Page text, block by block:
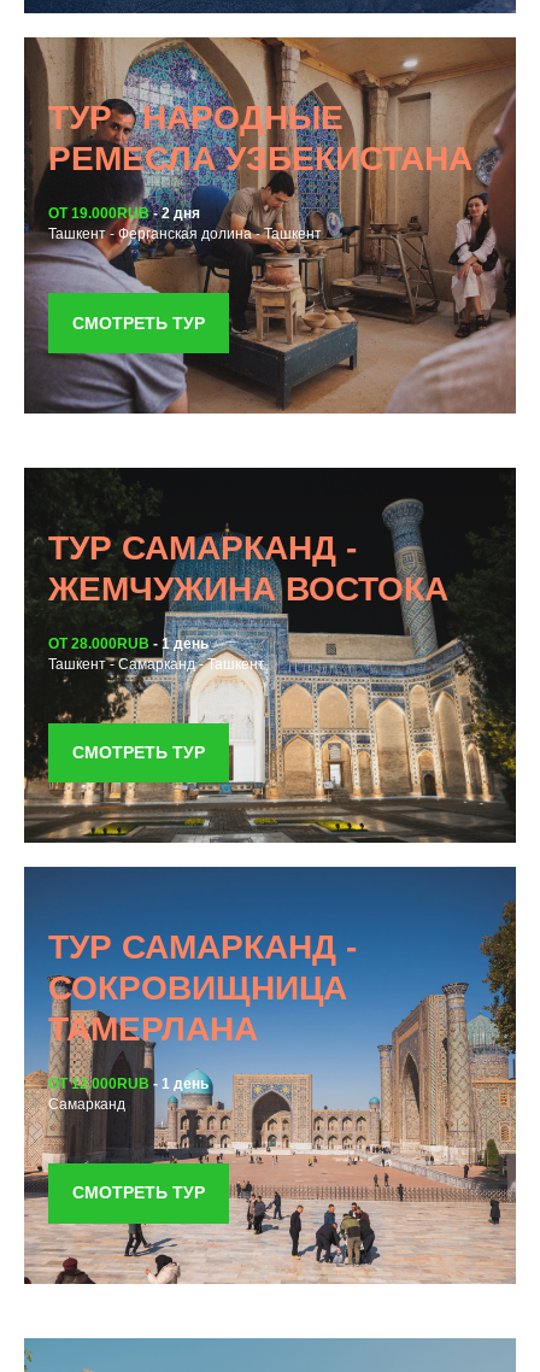
ТУР - НАРОДНЫЕ
РЕМЕСЛА УЗБЕКИСТАНА
ОТ 19.000RUB - 2 дня
Ташкент - Ферганская долина - Ташкент
СМОТРЕТЬ ТУР
ТУР САМАРКАНД -
ЖЕМЧУЖИНА ВОСТОКА
ОТ 28.000RUB - 1 день
Ташкент - Самарканд - Ташкент
СМОТРЕТЬ ТУР
ТУР САМАРКАНД -
СОКРОВИЩНИЦА
ТАМЕРЛАНА
ОТ 12.000RUB - 1 день
Самарканд
СМОТРЕТЬ ТУР